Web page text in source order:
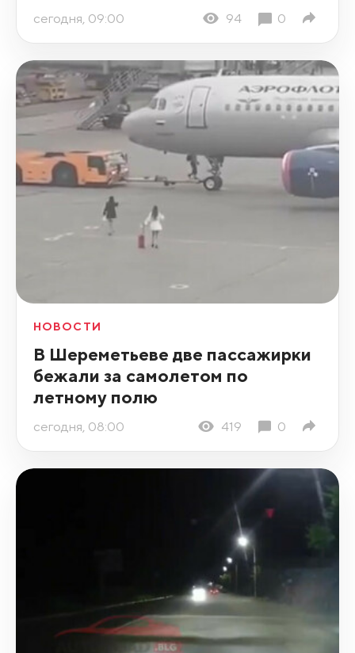
сегодня, 09:00 94 0
НОВОСТИ
В Шереметьеве две пассажирки
бежали за самолетом по
летному полю
сегодня, 08:00 419 0